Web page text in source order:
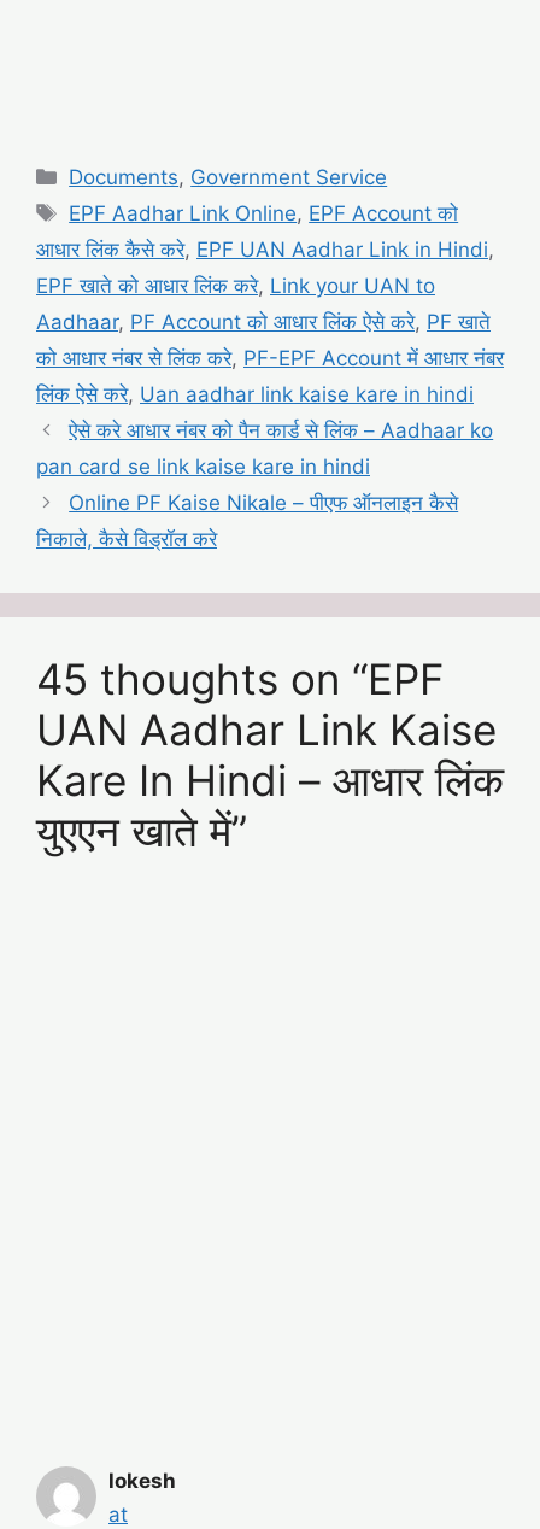
Categories
Documents, Government Service
Tags
EPF Aadhar Link Online, EPF Account को
आधार लिंक कैसे करे, EPF UAN Aadhar Link in Hindi,
EPF खाते को आधार लिंक करे, Link your UAN to
Aadhaar, PF Account को आधार लिंक ऐसे करे, PF खाते
को आधार नंबर से लिंक करे, PF-EPF Account में आधार नंबर
लिंक ऐसे करे, Uan aadhar link kaise kare in hindi
ऐसे करे आधार नंबर को पैन कार्ड से लिंक – Aadhaar ko
pan card se link kaise kare in hindi
Online PF Kaise Nikale – पीएफ ऑनलाइन कैसे
निकाले, कैसे विड्रॉल करे
45 thoughts on “EPF
UAN Aadhar Link Kaise
Kare In Hindi – आधार लिंक
युएएन खाते में”
lokesh
at